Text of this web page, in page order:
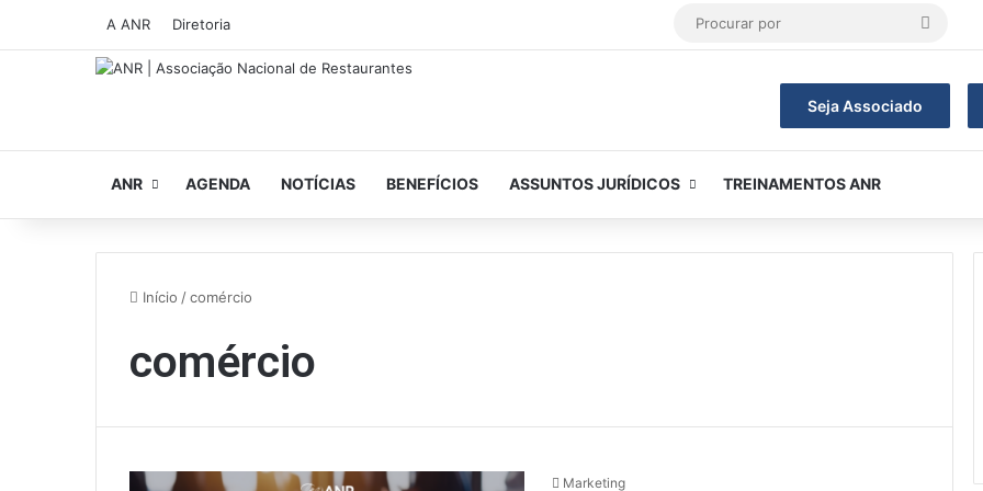
A ANR Diretoria
Seja Associado
ANR AGENDA NOTÍCIAS BENEFÍCIOS ASSUNTOS JURÍDICOS TREINAMENTOS ANR
Início /comércio
comércio
Marketing